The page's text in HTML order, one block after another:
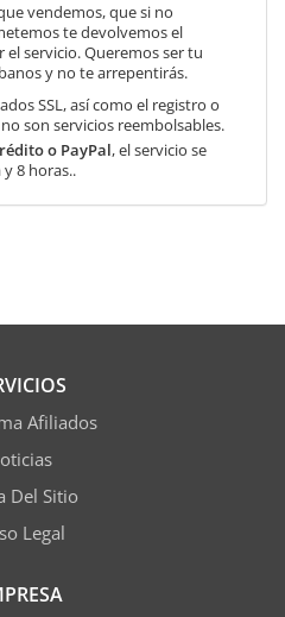
vendemos, que si no
te devolvemos el
servicio. Queremos ser tu
y no te arrepentirás.
SSL, así como el registro o
son servicios reembolsables.
o PayPal, el servicio se
8 horas..
Afiliados
Del Sitio
Legal